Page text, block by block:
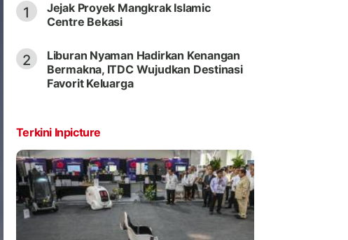
1
Jejak Proyek Mangkrak Islamic
Centre Bekasi
2
Liburan Nyaman Hadirkan Kenangan
Bermakna, ITDC Wujudkan Destinasi
Favorit Keluarga
Terkini Inpicture